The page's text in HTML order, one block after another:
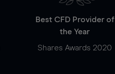
Best CFD Provider of
the Year
Shares Awards 2020